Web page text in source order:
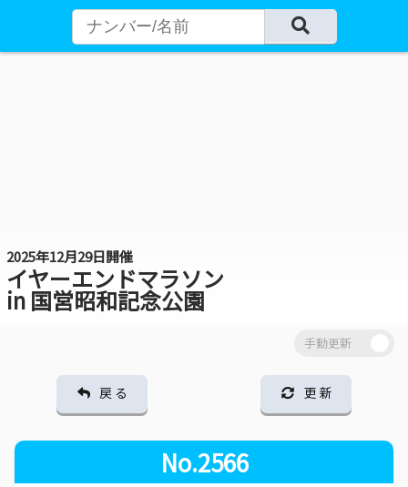
2025年12月29日開催
イヤーエンドマラソン
in 国営昭和記念公園
戻 る 更 新
No.2566